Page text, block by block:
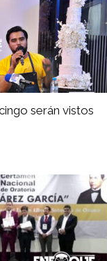
serán vistos